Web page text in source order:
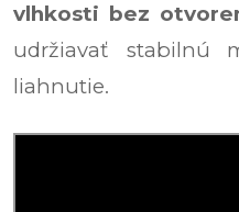
vlhkosti bez
udržiavať stabilnú
liahnutie.